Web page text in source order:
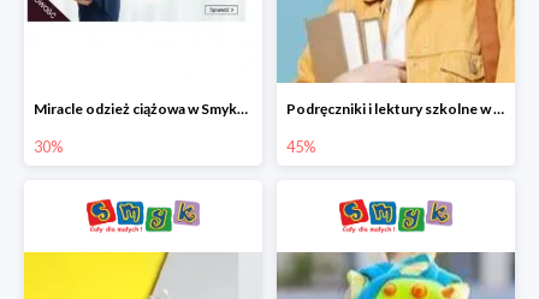
Miracle odzież ciążowa w Smyku co -30%
30%
Podręczniki i lektury szkolne w Smyku do -45%
45%